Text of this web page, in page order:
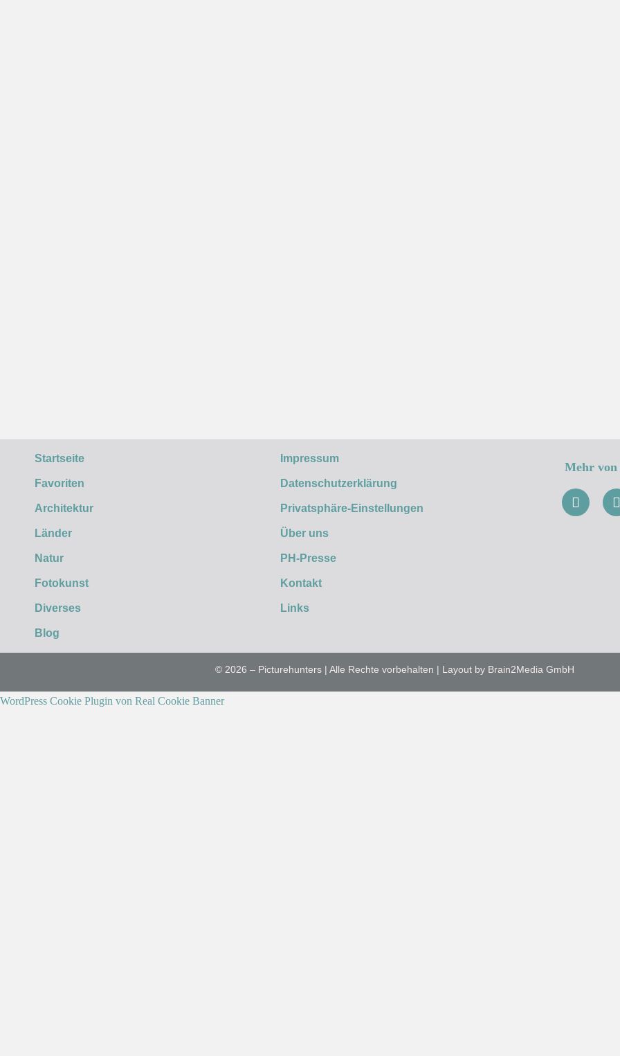
Startseite
Favoriten
Architektur
Länder
Natur
Fotokunst
Diverses
Blog
Impressum
Datenschutzerklärung
Privatsphäre-Einstellungen
Über uns
PH-Presse
Kontakt
Links
Mehr von
© 2026 – Picturehunters | Alle Rechte vorbehalten | Layout by Brain2Media GmbH
WordPress Cookie Plugin von Real Cookie Banner